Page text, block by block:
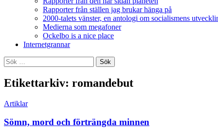
Rapporter från ställen jag brukar hänga på
2000-talets vänster, en antologi om socialismens
Medierna som megafoner
Ockelbo is a nice place
Internetgrannar
Sök
efter:
Etikettarkiv: romandebut
Artiklar
Sömn, mord och förträngda minnen